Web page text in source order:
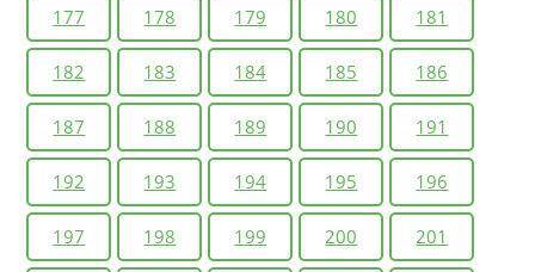
177 178 179 180 181
182 183 184 185 186
187 188 189 190 191
192 193 194 195 196
197 198 199 200 201